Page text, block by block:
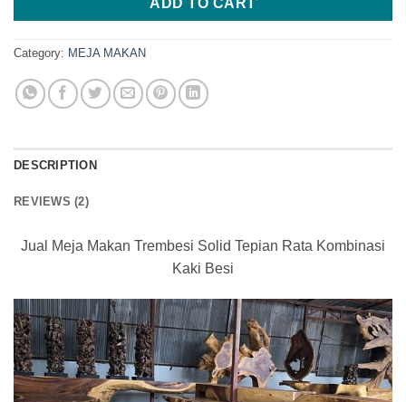
ratings
Category: MEJA MAKAN
DESCRIPTION
REVIEWS (2)
Jual Meja Makan Trembesi Solid Tepian Rata Kombinasi
Kaki Besi